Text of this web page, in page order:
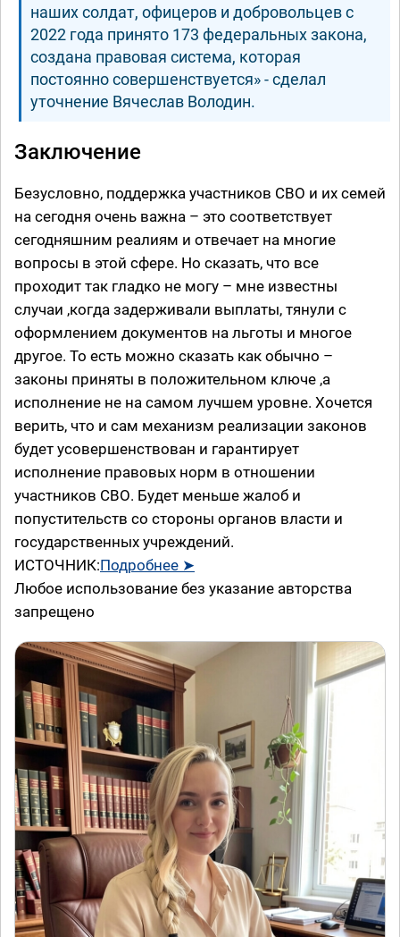
наших солдат, офицеров и добровольцев с
2022 года принято 173 федеральных закона,
создана правовая система, которая
постоянно совершенствуется» - сделал
уточнение Вячеслав Володин.
Заключение
Безусловно, поддержка участников СВО и их семей
на сегодня очень важна – это соответствует
сегодняшним реалиям и отвечает на многие
вопросы в этой сфере. Но сказать, что все
проходит так гладко не могу – мне известны
случаи ,когда задерживали выплаты, тянули с
оформлением документов на льготы и многое
другое. То есть можно сказать как обычно –
законы приняты в положительном ключе ,а
исполнение не на самом лучшем уровне. Хочется
верить, что и сам механизм реализации законов
будет усовершенствован и гарантирует
исполнение правовых норм в отношении
участников СВО. Будет меньше жалоб и
попустительств со стороны органов власти и
государственных учреждений.
ИСТОЧНИК:Подробнее ➤
Любое использование без указание авторства
запрещено